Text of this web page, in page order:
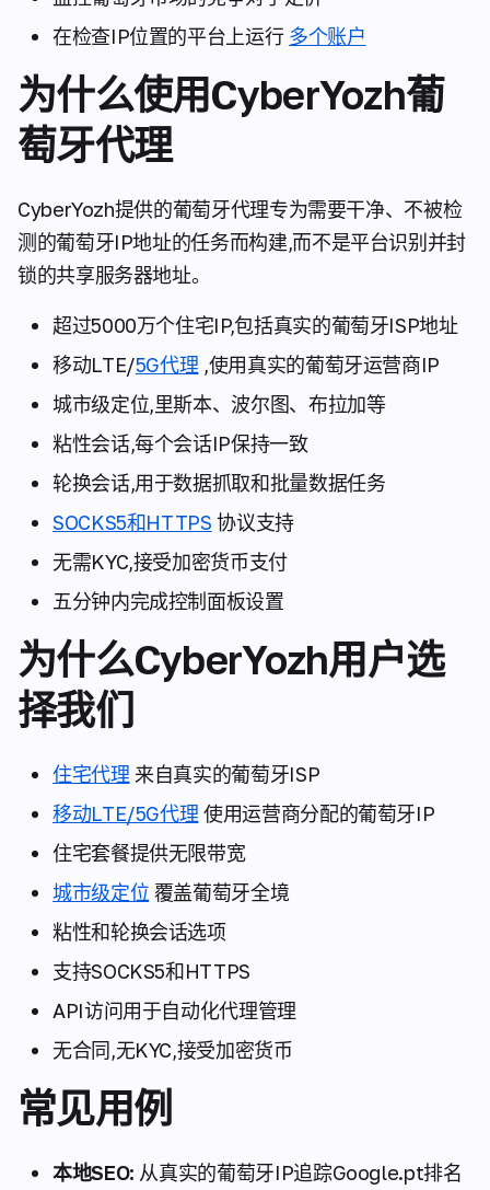
在检查IP位置的平台上运行 多个账户
为什么使用CyberYozh葡
萄牙代理
CyberYozh提供的葡萄牙代理专为需要干净、不被检
测的葡萄牙IP地址的任务而构建,而不是平台识别并封
锁的共享服务器地址。
超过5000万个住宅IP,包括真实的葡萄牙ISP地址
移动LTE/5G代理 ,使用真实的葡萄牙运营商IP
城市级定位,里斯本、波尔图、布拉加等
粘性会话,每个会话IP保持一致
轮换会话,用于数据抓取和批量数据任务
SOCKS5和HTTPS 协议支持
无需KYC,接受加密货币支付
五分钟内完成控制面板设置
为什么CyberYozh用户选
择我们
住宅代理 来自真实的葡萄牙ISP
移动LTE/5G代理 使用运营商分配的葡萄牙IP
住宅套餐提供无限带宽
城市级定位 覆盖葡萄牙全境
粘性和轮换会话选项
支持SOCKS5和HTTPS
API访问用于自动化代理管理
无合同,无KYC,接受加密货币
常见用例
本地SEO: 从真实的葡萄牙IP追踪Google.pt排名